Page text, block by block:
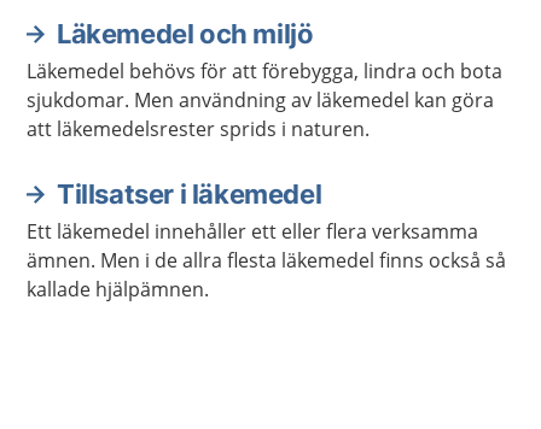
Läkemedel och miljö
Läkemedel behövs för att förebygga, lindra och bota
sjukdomar. Men användning av läkemedel kan göra
att läkemedelsrester sprids i naturen.
Tillsatser i läkemedel
Ett läkemedel innehåller ett eller flera verksamma
ämnen. Men i de allra flesta läkemedel finns också så
kallade hjälpämnen.